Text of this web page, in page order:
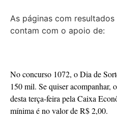
As páginas com
contam com o apoio de:
No concurso 1072, o Dia de
150 mil. Se quiser acompanhar,
desta terça-feira pela Caixa
mínima é no valor de R$ 2,00.